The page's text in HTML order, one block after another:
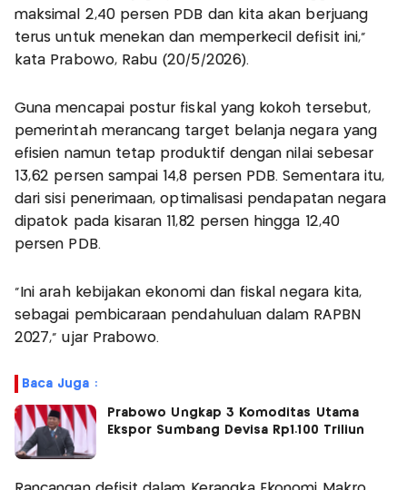
maksimal 2,40 persen PDB dan kita akan berjuang
terus untuk menekan dan memperkecil defisit ini,"
kata Prabowo, Rabu (20/5/2026).
Guna mencapai postur fiskal yang kokoh tersebut,
pemerintah merancang target belanja negara yang
efisien namun tetap produktif dengan nilai sebesar
13,62 persen sampai 14,8 persen PDB. Sementara itu,
dari sisi penerimaan, optimalisasi pendapatan negara
dipatok pada kisaran 11,82 persen hingga 12,40
persen PDB.
"Ini arah kebijakan ekonomi dan fiskal negara kita,
sebagai pembicaraan pendahuluan dalam RAPBN
2027," ujar Prabowo.
Baca Juga :
Prabowo Ungkap 3 Komoditas Utama
Ekspor Sumbang Devisa Rp1.100 Triliun